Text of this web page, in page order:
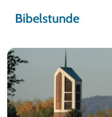
Bibelstunde